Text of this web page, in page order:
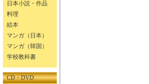
日本小説・作品
料理
絵本
マンガ（日本）
マンガ（韓国）
学校教科書
CD・DVD